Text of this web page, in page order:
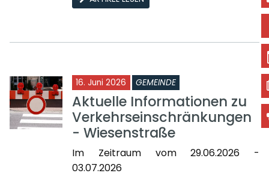
16. Juni 2026 GEMEINDE
Aktuelle Informationen zu
Verkehrseinschränkungen
- Wiesenstraße
Im Zeitraum vom 29.06.2026 -
03.07.2026